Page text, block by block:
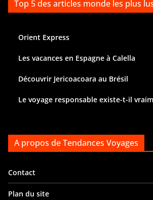
Top 5 des articles monde les plus
Orient Express
Les vacances en Espagne à Calella
Découvrir Jericoacoara au Brésil
Le voyage responsable existe-t-il
A propos de Tendances Voyages
Contact
Plan du site